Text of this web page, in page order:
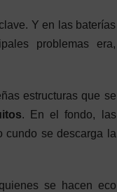
Y en las baterías
problemas era,
estructuras que se
. En el fondo, las
cundo se descarga la
se hacen eco